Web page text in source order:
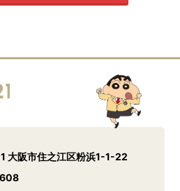
大阪市住之江区粉浜1-1-22